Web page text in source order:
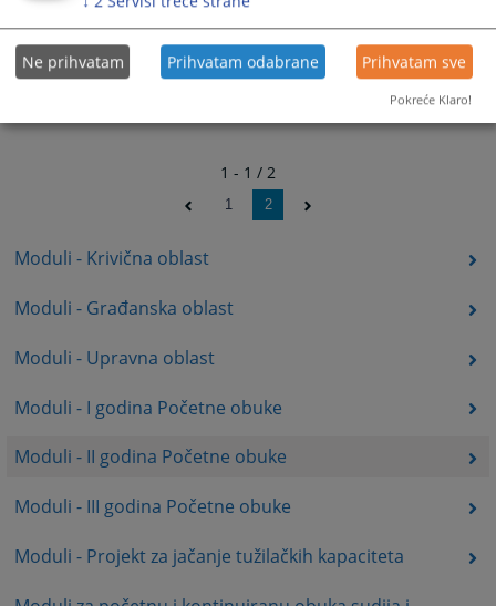
Moduli - Krivična oblast
Moduli - Građanska oblast
Moduli - Upravna oblast
Moduli - I godina Početne obuke
Moduli - II godina Početne obuke
Moduli - III godina Početne obuke
Moduli - Projekt za jačanje tužilačkih kapaciteta
1 - 1 / 2
1 2
Ne prihvatam Prihvatam odabrane Prihvatam sve
Pokreće Klaro!